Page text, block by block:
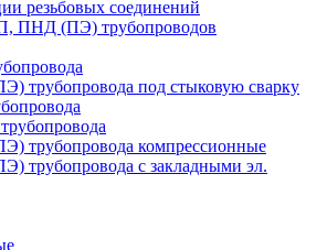
резьбовых соединений
ПНД (ПЭ) трубопроводов
трубопровода под стыковую сварку
трубопровода компрессионные
трубопровода с закладными эл.